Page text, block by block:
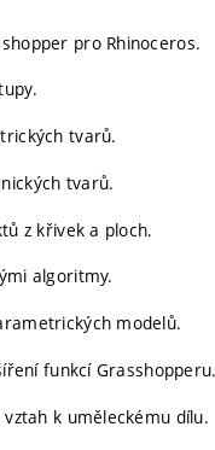
pro Rhinoceros.
tvarů.
tvarů.
z křivek a ploch.
algoritmy.
modelů.
funkcí Grasshopperu.
k uměleckému dílu.